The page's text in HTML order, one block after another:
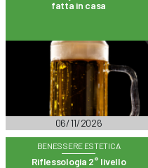
fatta in casa
06/11/2026
BENESSERE ESTETICA
Riflessologia 2° livello